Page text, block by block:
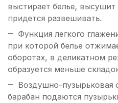
выстирает белье,
придется развешивать.
Функция легкого
при которой белье
оборотах, в деликатном
образуется меньше
Воздушно-пузырьковая
барабан подаются